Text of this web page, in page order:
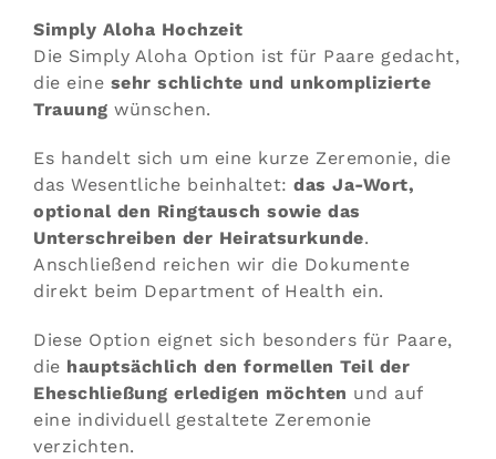
Simply Aloha Hochzeit
Die Simply Aloha Option ist für Paare gedacht,
die eine sehr schlichte und unkomplizierte
Trauung wünschen.
Es handelt sich um eine kurze Zeremonie, die
das Wesentliche beinhaltet: das Ja-Wort,
optional den Ringtausch sowie das
Unterschreiben der Heiratsurkunde.
Anschließend reichen wir die Dokumente
direkt beim Department of Health ein.
Diese Option eignet sich besonders für Paare,
die hauptsächlich den formellen Teil der
Eheschließung erledigen möchten und auf
eine individuell gestaltete Zeremonie
verzichten.